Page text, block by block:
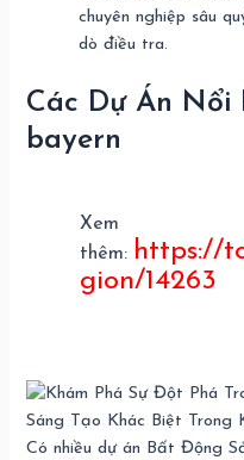
chuyên nghiệp sâu
dò điều tra.
Các Dự Án Nổi
bayern
Xem
thêm: https://
gion/14263
Có nhiều dự án Bất Động